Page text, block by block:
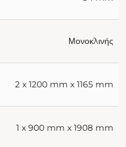
Μονοκλινής
2 x 1200 mm x 1165 mm
1 x 900 mm x 1908 mm